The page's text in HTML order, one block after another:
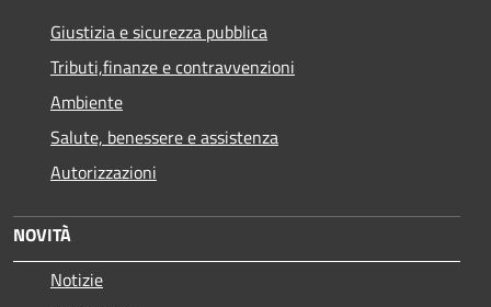
Giustizia e sicurezza pubblica
Tributi,finanze e contravvenzioni
Ambiente
Salute, benessere e assistenza
Autorizzazioni
NOVITÀ
Notizie